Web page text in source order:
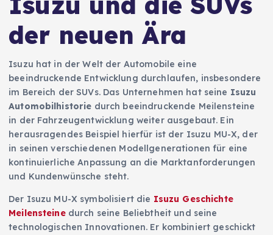
der neuen Ära
Isuzu hat in der Welt der Automobile eine
beeindruckende Entwicklung durchlaufen, insbesondere
im Bereich der SUVs. Das Unternehmen hat seine Isuzu
Automobilhistorie durch beeindruckende Meilensteine
in der Fahrzeugentwicklung weiter ausgebaut. Ein
herausragendes Beispiel hierfür ist der Isuzu MU-X, der
in seinen verschiedenen Modellgenerationen für eine
kontinuierliche Anpassung an die Marktanforderungen
und Kundenwünsche steht.
Der Isuzu MU-X symbolisiert die Isuzu Geschichte
Meilensteinedurch seine Beliebtheit und seine
technologischen Innovationen. Er kombiniert geschickt